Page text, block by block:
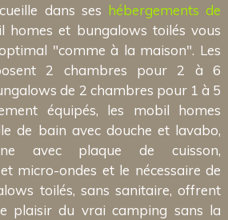
dans ses hébergements de
homes et bungalows toilés vous
"comme à la maison". Les
2 chambres pour 2 à 6
de 2 chambres pour 1 à 5
équipés, les mobil homes
de bain avec douche et lavabo,
avec plaque de cuisson,
micro-ondes et le nécessaire de
toilés, sans sanitaire, offrent
plaisir du vrai camping sans la